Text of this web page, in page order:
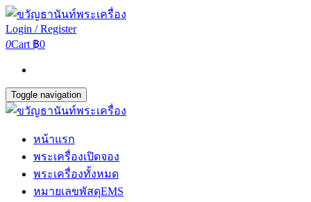
Login / Register
0Cart ฿0
Toggle navigation
หน้าแรก
พระเครื่องเปิดจอง
พระเครื่องทั้งหมด
หมายเลขพัสดุEMS